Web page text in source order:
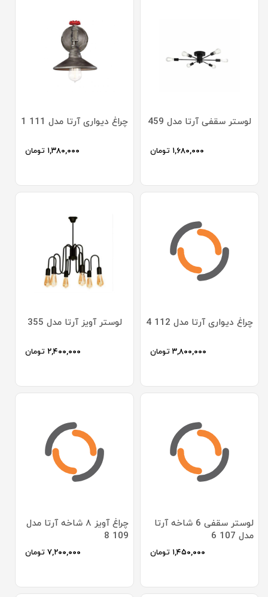
لوستر سقفی آرتا مدل 459
۱,۶۸۰,۰۰۰ تومان
چراغ دیواری آرتا مدل 111 1
۱,۳۸۰,۰۰۰ تومان
چراغ دیواری آرتا مدل 112 4
۳,۸۰۰,۰۰۰ تومان
لوستر آویز آرتا مدل 355
۲,۴۰۰,۰۰۰ تومان
لوستر سقفی 6 شاخه آرتا
مدل 107 6
۱,۴۵۰,۰۰۰ تومان
چراغ آویز ۸ شاخه آرتا مدل
109 8
۷,۲۰۰,۰۰۰ تومان